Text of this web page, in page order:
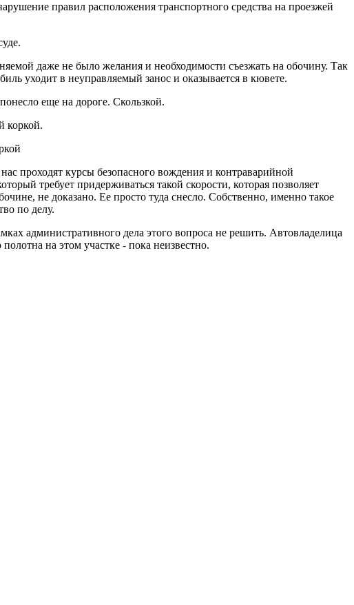
правил расположения транспортного средства на проезжей
даже не было желания и необходимости съезжать на обочину. Так
уходит в неуправляемый занос и оказывается в кювете.
еще на дороге. Скользкой.
коркой.
проходят курсы безопасного вождения и контраварийной
требует придерживаться такой скорости, которая позволяет
не доказано. Ее просто туда снесло. Собственно, именно такое
по делу.
административного дела этого вопроса не решить. Автовладелица
на этом участке - пока неизвестно.